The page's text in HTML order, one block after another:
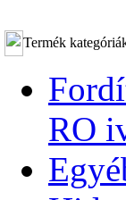
Termék
RO